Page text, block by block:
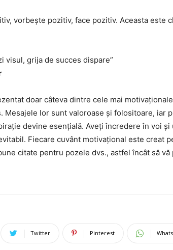
vorbește pozitiv, face pozitiv. Aceasta este
visul, grija de succes dispare”
doar câteva dintre cele mai
Mesajele lor sunt valoroase și folositoare, iar
devine esențială. Aveți încredere în voi
Fiecare cuvânt motivațional este creat
citate pentru pozele dvs., astfel încât să
Twitter Pinterest